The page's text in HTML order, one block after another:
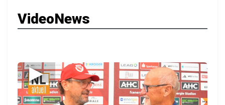
VideoNews
▶